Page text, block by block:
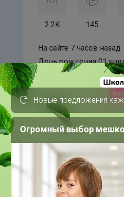
2.2K 145
На сайте 7 часов назад
День рождения 01
Саяногорск
В клубе с 14 сентября
Новые предложения
Огромный выбор